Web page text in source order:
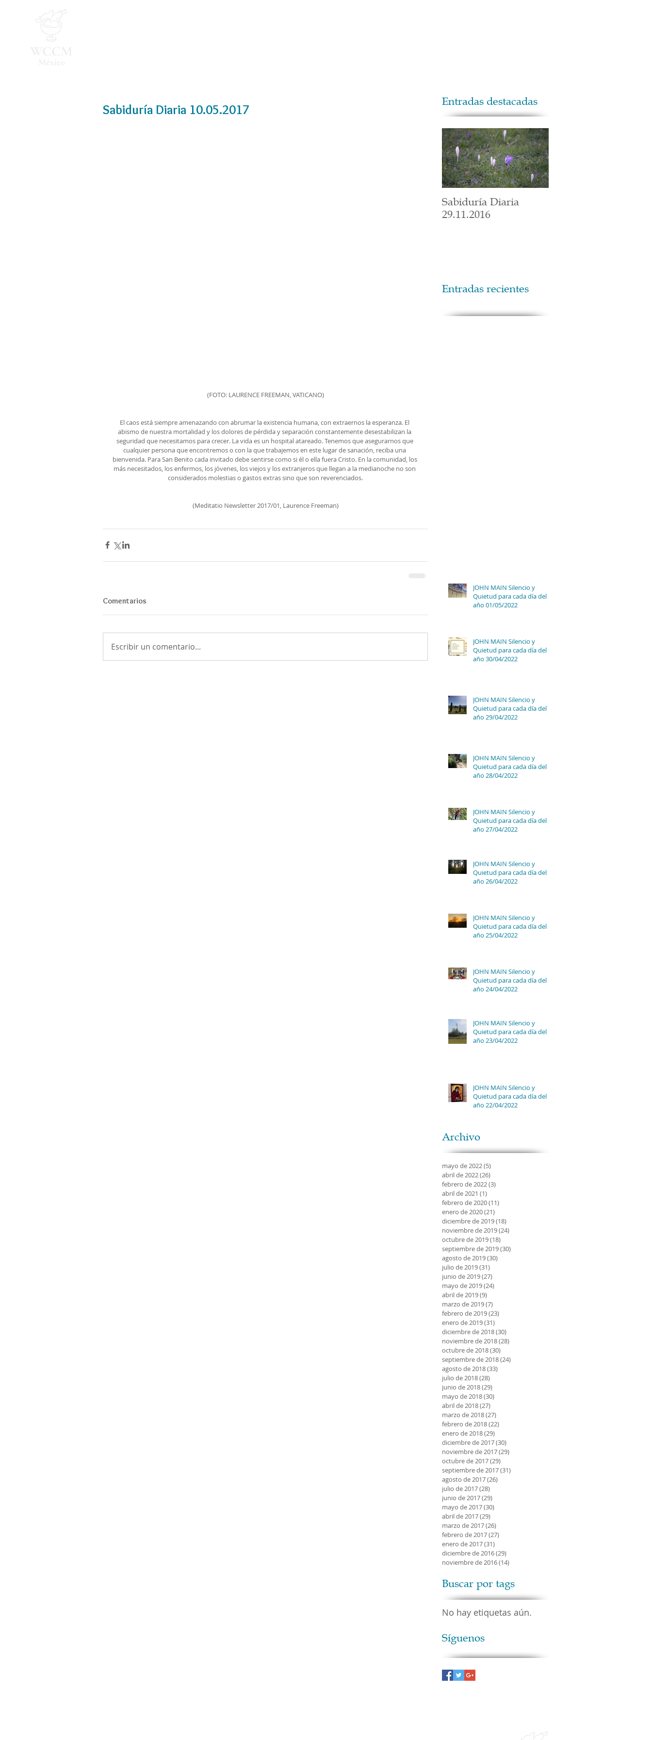
Sabiduría Diaria 10.05.2017
(FOTO: LAURENCE FREEMAN, VATICANO)
El caos está siempre amenazando con abrumar la existencia humana, con extraernos la esperanza. El
abismo de nuestra mortalidad y los dolores de pérdida y separación constantemente desestabilizan la
seguridad que necesitamos para crecer. La vida es un hospital atareado. Tenemos que asegurarnos que
cualquier persona que encontremos o con la que trabajemos en este lugar de sanación, reciba una
bienvenida. Para San Benito cada invitado debe sentirse como si él o ella fuera Cristo. En la comunidad, los
más necesitados, los enfermos, los jóvenes, los viejos y los extranjeros que llegan a la medianoche no son
considerados molestias o gastos extras sino que son reverenciados.
(Meditatio Newsletter 2017/01, Laurence Freeman)
Comentarios
Escribir un comentario...
Entradas destacadas
Sabiduría Diaria
29.11.2016
Entradas recientes
JOHN MAIN Silencio y
Quietud para cada día del
año 01/05/2022
JOHN MAIN Silencio y
Quietud para cada día del
año 30/04/2022
JOHN MAIN Silencio y
Quietud para cada día del
año 29/04/2022
JOHN MAIN Silencio y
Quietud para cada día del
año 28/04/2022
JOHN MAIN Silencio y
Quietud para cada día del
año 27/04/2022
JOHN MAIN Silencio y
Quietud para cada día del
año 26/04/2022
JOHN MAIN Silencio y
Quietud para cada día del
año 25/04/2022
JOHN MAIN Silencio y
Quietud para cada día del
año 24/04/2022
JOHN MAIN Silencio y
Quietud para cada día del
año 23/04/2022
JOHN MAIN Silencio y
Quietud para cada día del
año 22/04/2022
Archivo
mayo de 2022(5)
abril de 2022(26)
febrero de 2022(3)
abril de 2021 (1)
febrero de 2020(11)
enero de 2020(21)
diciembre de 2019(18)
noviembre de 2019(24)
octubre de 2019(18)
septiembre de 2019(30)
agosto de 2019(30)
julio de 2019(31)
junio de 2019(27)
mayo de 2019(24)
abril de 2019(9)
marzo de 2019(7)
febrero de 2019(23)
enero de 2019(31)
diciembre de 2018(30)
noviembre de 2018(28)
octubre de 2018(30)
septiembre de 2018(24)
agosto de 2018(33)
julio de 2018(28)
junio de 2018(29)
mayo de 2018(30)
abril de 2018(27)
marzo de 2018(27)
febrero de 2018(22)
enero de 2018(29)
diciembre de 2017(30)
noviembre de 2017(29)
octubre de 2017(29)
septiembre de 2017(31)
agosto de 2017(26)
julio de 2017(28)
junio de 2017(29)
mayo de 2017(30)
abril de 2017(29)
marzo de 2017(26)
febrero de 2017(27)
enero de 2017(31)
diciembre de 2016(29)
noviembre de 2016(14)
Buscar por tags
No hay etiquetas aún.
Síguenos